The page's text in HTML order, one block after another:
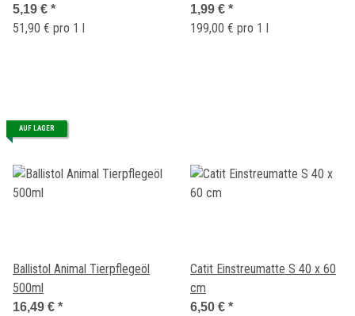
5,19 € *
51,90 € pro 1 l
1,99 € *
199,00 € pro 1 l
AUF LAGER
Ballistol Animal Tierpflegeöl
500ml
16,49 € *
Catit Einstreumatte S 40 x 60
cm
6,50 € *